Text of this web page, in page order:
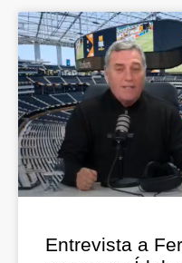
Entrevista a